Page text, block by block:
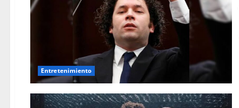
Entretenimiento